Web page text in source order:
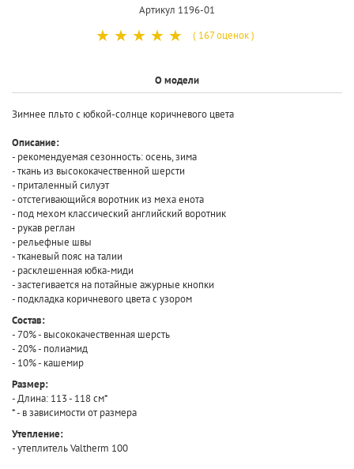
Артикул 1196-01
☆
☆
☆
☆
☆ ( 167 оценок )
О модели
Зимнее пльто с юбкой-солнце коричневого цвета
Описание:
- рекомендуемая сезонность: осень, зима
- ткань из высококачественной шерсти
- приталенный силуэт
- отстегивающийся воротник из меха енота
- под мехом классический английский воротник
- рукав реглан
- рельефные швы
- тканевый пояс на талии
- расклешенная юбка-миди
- застегивается на потайные ажурные кнопки
- подкладка коричневого цвета с узором
Состав:
- 70% - высококачественная шерсть
- 20% - полиамид
- 10% - кашемир
Размер:
- Длина: 113 - 118 см*
* - в зависимости от размера
Утепление:
- утеплитель Valtherm 100